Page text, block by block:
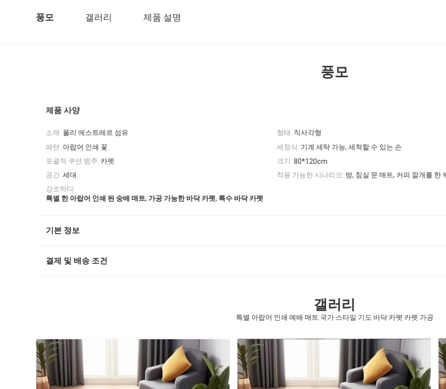
풍모 갤러리 제품 설명
풍모
제품 사양
소재: 폴리 에스트레르 섬유 형태: 직사각형
패턴: 아랍어 인쇄 꽃 세정식: 기계 세탁 가능, 세척할 수 있는 손
포괄적 쿠션 범주: 카펫 크기: 80*120cm
공간: 세대 적용 가능한 시나리오: 방, 침실 문 매트, 커피 깔개를 한
강조하다:
특별 한 아랍어 인쇄 된 숭배 매트, 가공 가능한 바닥 카펫, 특수 바닥 카펫
기본 정보
결제 및 배송 조건
갤러리
특별 아랍어 인쇄 예배 매트 국가 스타일 기도 바닥 카펫 카펫 가공